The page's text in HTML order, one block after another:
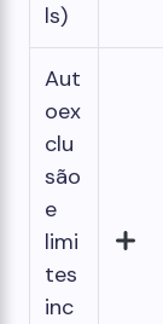
ls)
Aut
oex
clu
são
e
limi
tes
inc